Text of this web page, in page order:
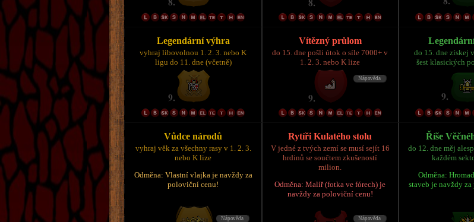
Legendární výhra
vyhraj libovolnou 1. 2. 3. nebo K
ligu do 11. dne (včetně)
Vítězný průlom
do 15. dne pošli útok o síle 7000+ v
1. 2. 3. nebo K lize
do 15. dne získej
šest klasických
Vůdce národů
vyhraj věk za všechny rasy v 1. 2. 3.
nebo K lize
Odměna: Vlastní vlajka je navždy za
poloviční cenu!
Rytíři Kulatého stolu
V jedné z tvých zemí se musí sejít 16
hrdinů se součtem zkušeností
milion.
Odměna: Malíř (fotka ve fórech) je
navždy za poloviční cenu!
Říše
do 12. dne měj
každém
Odměna:
staveb je navždy